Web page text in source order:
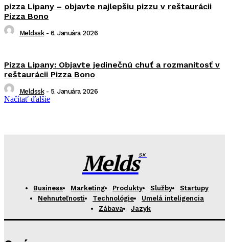
pizza Lipany – objavte najlepšiu pizzu v reštaurácii
Pizza Bono
Meldssk - 6. Januára 2026
Pizza Lipany: Objavte jedinečnú chuť a rozmanitosť v
reštaurácii Pizza Bono
Meldssk - 5. Januára 2026
Načítať ďalšie
MeldsSK
Business Marketing Produkty Služby
Startupy
Nehnuteľnosti
Technológie
Umelá inteligencia
Zábava
Jazyk